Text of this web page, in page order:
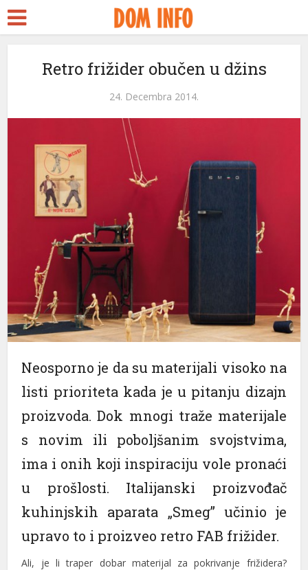
Retro frižider obučen u džins
24. Decembra 2014.
Neosporno je da su materijali visoko na
listi prioriteta kada je u pitanju dizajn
proizvoda. Dok mnogi traže materijale
s novim ili poboljšanim svojstvima,
ima i onih koji inspiraciju vole pronaći
u prošlosti. Italijanski proizvođač
kuhinjskih aparata „Smeg” učinio je
upravo to i proizveo retro FAB frižider.
Ali, je li traper dobar materijal za pokrivanje frižidera?